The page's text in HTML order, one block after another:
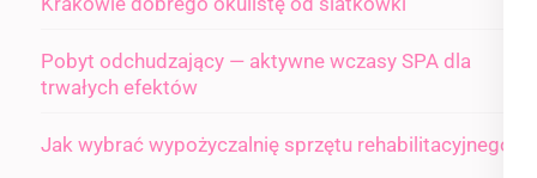
Pobyt odchudzający — aktywne wczasy SPA dla
trwałych efektów
Jak wybrać wypożyczalnię sprzętu rehabilitacyjnego